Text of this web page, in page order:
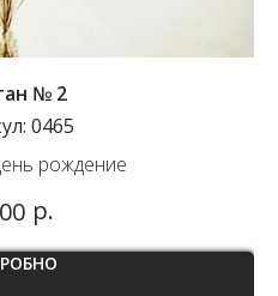
№ 2
0465
рождение
р.